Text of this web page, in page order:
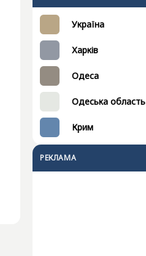
Україна
Харків
Одеса
Одеська область
Крим
РЕКЛАМА